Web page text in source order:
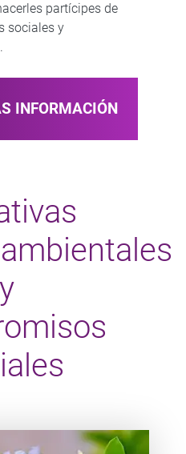
partícipes de
sociales y
INFORMACIÓN
y